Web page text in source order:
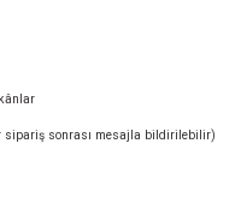
sipariş sonrası mesajla bildirilebilir)